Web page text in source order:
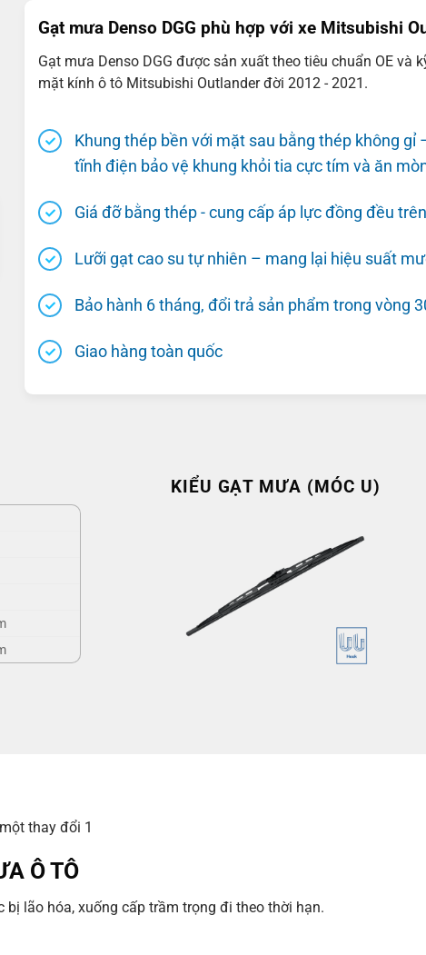
Gạt mưa Denso DGG phù hợp với xe Mitsubishi
Gạt mưa Denso DGG được sản xuất theo tiêu chuẩn OE
mặt kính ô tô Mitsubishi Outlander đời 2012 - 2021.
Khung thép bền với mặt sau bằng thép không
tĩnh điện bảo vệ khung khỏi tia cực tím và ăn
Giá đỡ bằng thép - cung cấp áp lực đồng đều
Lưỡi gạt cao su tự nhiên – mang lại hiệu suất
Bảo hành 6 tháng, đổi trả sản phẩm trong vòng
Giao hàng toàn quốc
KIỂU GẠT MƯA (MÓC U)
thay đổi 1
Ô TÔ
lão hóa, xuống cấp trầm trọng đi theo thời hạn.